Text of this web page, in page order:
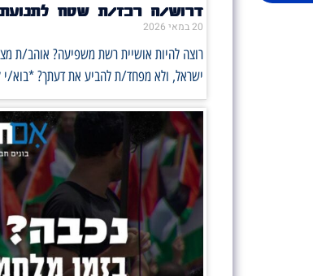
דרוש/ה רכז/ת שטח
20 במאי 2026
רוצה להיות אושיית רשת משפיעה? אוהב/ת
ישראל, ולא מפחד/ת להביע את דעתך? *בוא/